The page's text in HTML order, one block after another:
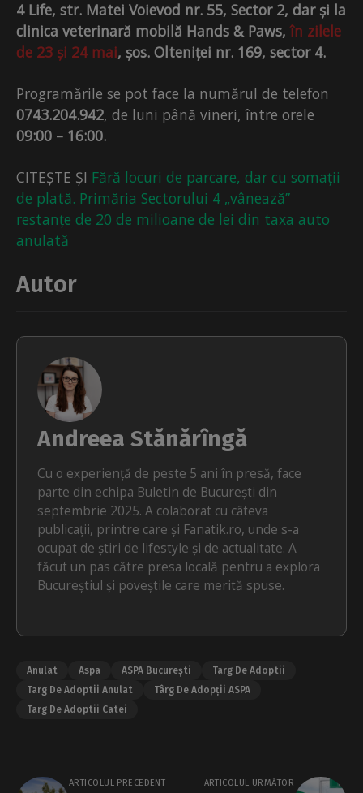
4 Life, str. Matei Voievod nr. 55, Sector 2, dar și la
clinica veterinară mobilă Hands & Paws,în zilele
de 23 și 24 mai, șos. Olteniței nr. 169, sector 4.
Programările se pot face la numărul de telefon
0743.204.942, de luni până vineri, între orele
09:00 – 16:00.
CITEȘTE ȘI Fără locuri de parcare, dar cu somații
de plată. Primăria Sectorului 4 „vânează”
restanțe de 20 de milioane de lei din taxa auto
anulată
Autor
Andreea Stănărîngă
Cu o experiență de peste 5 ani în presă, face
parte din echipa Buletin de București din
septembrie 2025. A colaborat cu câteva
publicații, printre care și Fanatik.ro, unde s-a
ocupat de știri de lifestyle și de actualitate. A
făcut un pas către presa locală pentru a explora
Bucureștiul și poveștile care merită spuse.
Anulat Aspa ASPA București
Targ De Adoptii
Targ De Adoptii Anulat
Târg De Adopții ASPA
Targ De Adoptii Catei
ARTICOLUL PRECEDENT ARTICOLUL URMĂTOR